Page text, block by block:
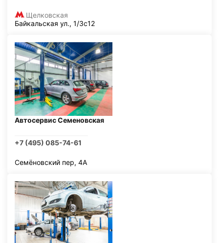
Щелковская
Байкальская ул., 1/3с12
Автосервис Семеновская
+7 (495) 085-74-61
Семёновский пер, 4А